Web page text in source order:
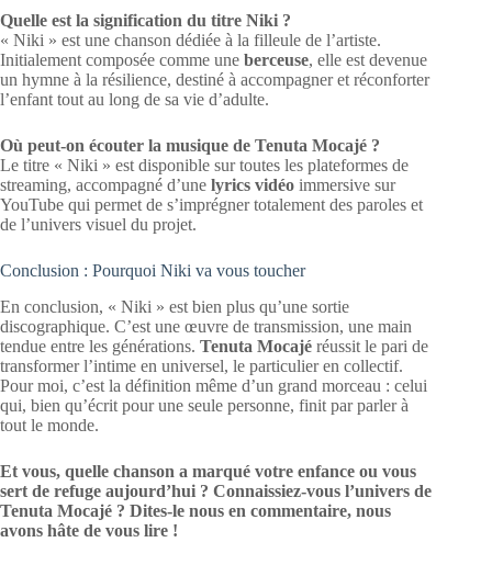
Quelle est la signification du titre Niki ?
« Niki » est une chanson dédiée à la filleule de l’artiste.
Initialement composée comme une berceuse, elle est devenue
un hymne à la résilience, destiné à accompagner et réconforter
l’enfant tout au long de sa vie d’adulte.
Où peut-on écouter la musique de Tenuta Mocajé ?
Le titre « Niki » est disponible sur toutes les plateformes de
streaming, accompagné d’une lyrics vidéo immersive sur
YouTube qui permet de s’imprégner totalement des paroles et
de l’univers visuel du projet.
Conclusion : Pourquoi Niki va vous toucher
En conclusion, « Niki » est bien plus qu’une sortie
discographique. C’est une œuvre de transmission, une main
tendue entre les générations. Tenuta Mocajé réussit le pari de
transformer l’intime en universel, le particulier en collectif.
Pour moi, c’est la définition même d’un grand morceau : celui
qui, bien qu’écrit pour une seule personne, finit par parler à
tout le monde.
Et vous, quelle chanson a marqué votre enfance ou vous
sert de refuge aujourd’hui ? Connaissiez-vous l’univers de
Tenuta Mocajé ? Dites-le nous en commentaire, nous
avons hâte de vous lire !